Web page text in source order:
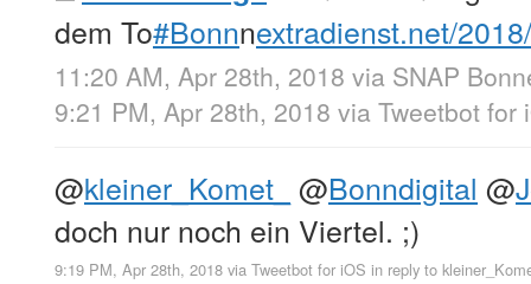
dem To#Bonnnextradienst.net/
11:20 AM, Apr 28th, 2018 via SNAP
9:21 PM, Apr 28th, 2018 via Tweetbot for
@kleiner_Komet_ @Bonndigital @
doch nur noch ein Viertel. ;)
9:19 PM, Apr 28th, 2018 via Tweetbot for iΟS in reply to